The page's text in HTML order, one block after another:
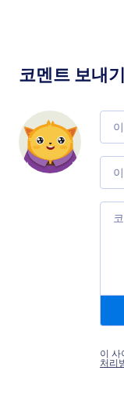
코멘트 보내기
Email
이 사
처리